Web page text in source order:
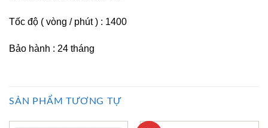
Tốc độ ( vòng / phút ) : 1400
Bảo hành : 24 tháng
SẢN PHẨM TƯƠNG TỰ